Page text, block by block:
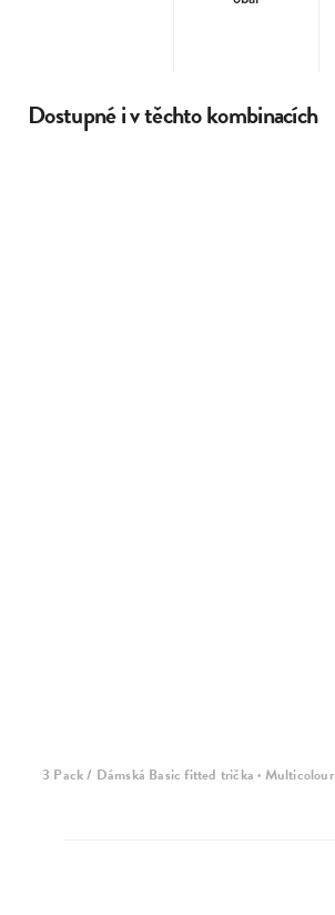
Dostupné i v těchto kombinacích
3 Pack / Dámská Basic fitted trička · Multicolour